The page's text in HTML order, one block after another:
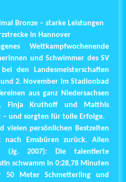
Bronze – starke Leistungen
in Hannover
Wettkampfwochenende
und Schwimmer des SV
den Landesmeisterschaften
2. November im Stadionbad
aus ganz Niedersachsen
Finja Kruthoff und Matthis
– und sorgten für tolle Erfolge.
vielen persönlichen Bestzeiten
Emsbüren zurück. Allen
(Jg. 2007): Die talentierte
schwamm in 0:28,78 Minuten
50 Meter Schmetterling und